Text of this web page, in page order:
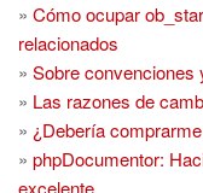
» Cómo ocupar
relacionados
» Sobre convenciones
» Las razones de
» ¿Debería
» phpDocumentor:
excelente